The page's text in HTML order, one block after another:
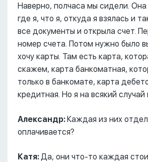
Наверно, полчаса мы сидели. Она
где я, что я, откуда я взялась и
все документы и открыла счет.
номер счета. Потом нужно было
хочу карты. Там есть карта,
скажем, карта банкоматная,
только в банкомате, карта
кредитная. Но я на всякий случай
Александр:Каждая из них
оплачивается?
Катя:Да, они что-то каждая